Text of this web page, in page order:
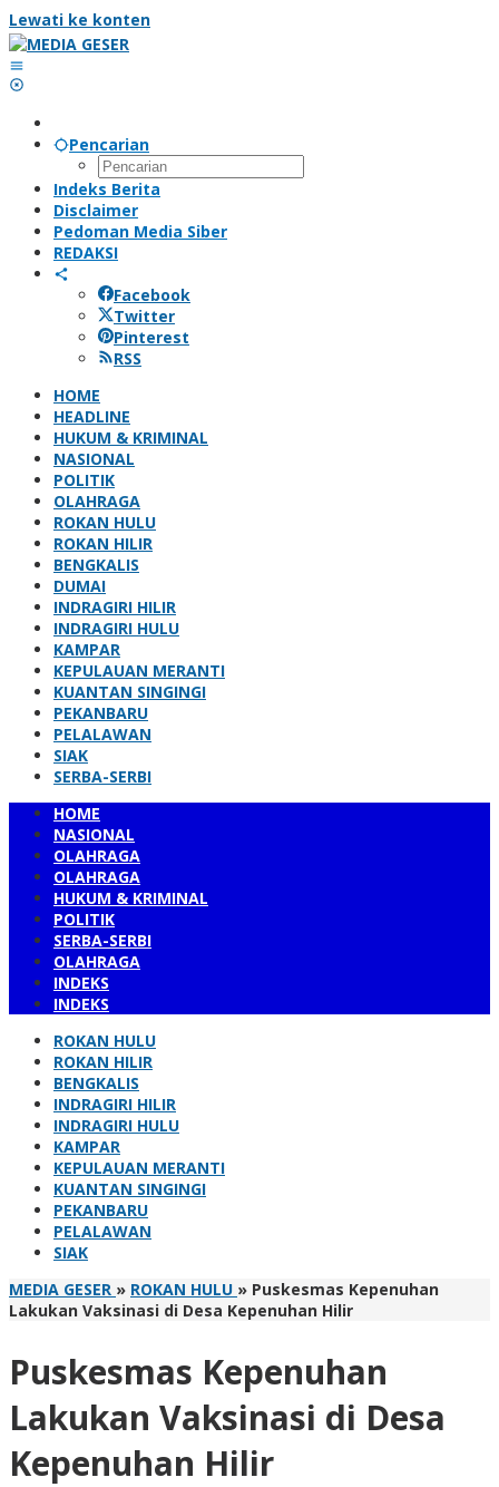
Lewati ke konten
Pencarian
Indeks Berita
Disclaimer
Pedoman Media Siber
REDAKSI
Facebook
Twitter
Pinterest
RSS
HOME
HEADLINE
HUKUM & KRIMINAL
NASIONAL
POLITIK
OLAHRAGA
ROKAN HULU
ROKAN HILIR
BENGKALIS
DUMAI
INDRAGIRI HILIR
INDRAGIRI HULU
KAMPAR
KEPULAUAN MERANTI
KUANTAN SINGINGI
PEKANBARU
PELALAWAN
SIAK
SERBA-SERBI
HOME
NASIONAL
OLAHRAGA
OLAHRAGA
HUKUM & KRIMINAL
POLITIK
SERBA-SERBI
OLAHRAGA
INDEKS
INDEKS
ROKAN HULU
ROKAN HILIR
BENGKALIS
INDRAGIRI HILIR
INDRAGIRI HULU
KAMPAR
KEPULAUAN MERANTI
KUANTAN SINGINGI
PEKANBARU
PELALAWAN
SIAK
MEDIA GESER » ROKAN HULU » Puskesmas Kepenuhan
Lakukan Vaksinasi di Desa Kepenuhan Hilir
Puskesmas Kepenuhan
Lakukan Vaksinasi di Desa
Kepenuhan Hilir